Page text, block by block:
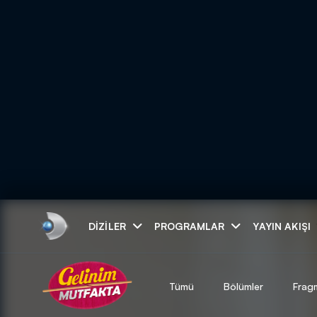
DIZILER PROGRAMLAR YAYIN AKIŞI
Tümü Bölümler